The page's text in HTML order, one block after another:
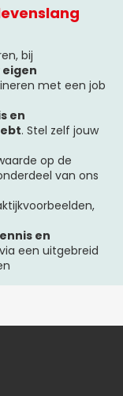
bij
eigen
met een job
en
. Stel zelf jouw
op de
van ons
en
een uitgebreid